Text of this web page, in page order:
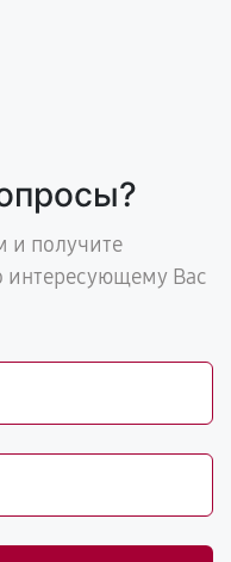
и получите
интересующему Вас